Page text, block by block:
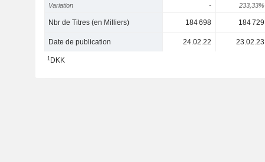
Variation - 233,33%
Nbr de Titres (en Milliers) 184 698 184 729
Date de publication 24.02.22 23.02.23
1DKK